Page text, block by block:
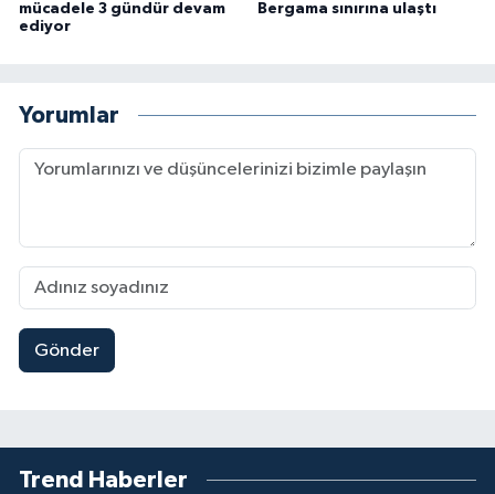
mücadele 3 gündür devam
ediyor
Bergama sınırına ulaştı
Yorumlar
Gönder
Trend Haberler